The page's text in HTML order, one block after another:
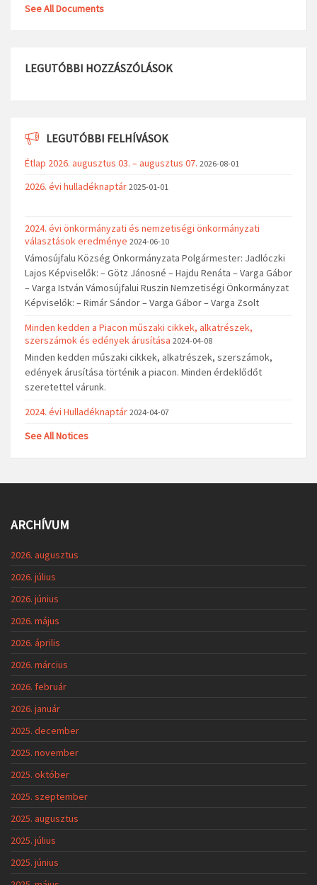
See All Documents
LEGUTÓBBI HOZZÁSZÓLÁSOK
LEGUTÓBBI FELHÍVÁSOK
Étlap 2026. augusztus 03. – augusztus 07. 2026-08-01
2026. évi hulladéknaptár 2025-01-01
2024. évi önkormányzati és nemzetiségi önkormányzati
választások eredménye 2024-06-10
Vámosújfalu Község Önkormányzata Polgármester: Jadlóczki
Lajos Képviselők: – Götz Jánosné – Hajdu Renáta – Varga Gábor
– Varga István Vámosújfalui Ruszin Nemzetiségi Önkormányzat
Képviselők: – Rimár Sándor – Varga Gábor – Varga Zsolt
Minden kedden a Piacon műszaki cikkek, alkatrészek,
szerszámok és edények árusítása 2024-04-08
Minden kedden műszaki cikkek, alkatrészek, szerszámok,
edények árusítása történik a piacon. Minden érdeklődőt
szeretettel várunk.
2024. évi Hulladéknaptár 2024-04-07
See All Notices
ARCHÍVUM
2026. augusztus
2026. július
2026. június
2026. május
2026. április
2026. március
2026. február
2026. január
2025. december
2025. november
2025. október
2025. szeptember
2025. augusztus
2025. július
2025. június